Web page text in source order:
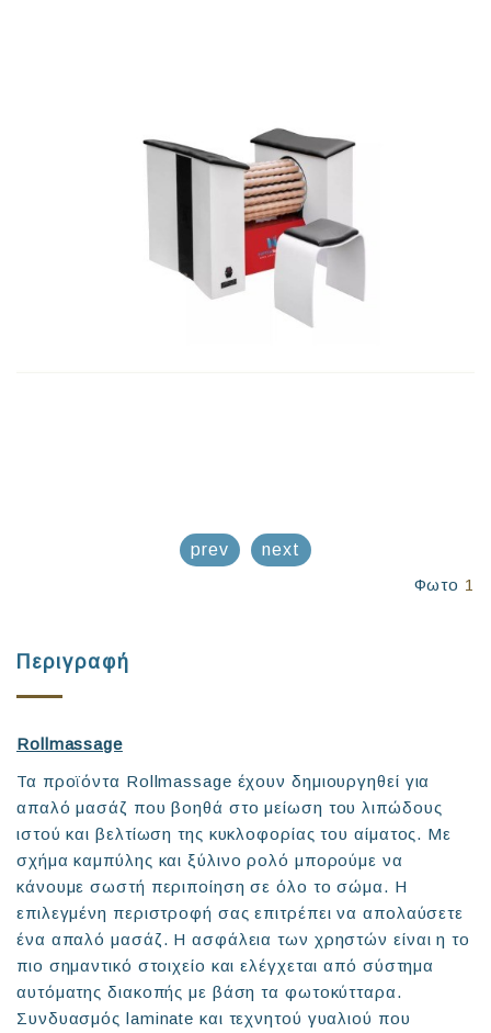
prev
next
Φωτο 1
Περιγραφή
Rollmassage
Τα προϊόντα Rollmassage έχουν δημιουργηθεί για
απαλό μασάζ που βοηθά στο μείωση του λιπώδους
ιστού και βελτίωση της κυκλοφορίας του αίματος. Με
σχήμα καμπύλης και ξύλινο ρολό μπορούμε να
κάνουμε σωστή περιποίηση σε όλο το σώμα. Η
επιλεγμένη περιστροφή σας επιτρέπει να απολαύσετε
ένα απαλό μασάζ. Η ασφάλεια των χρηστών είναι η το
πιο σημαντικό στοιχείο και ελέγχεται από σύστημα
αυτόματης διακοπής με βάση τα φωτοκύτταρα.
Συνδυασμός laminate και τεχνητού γυαλιού που